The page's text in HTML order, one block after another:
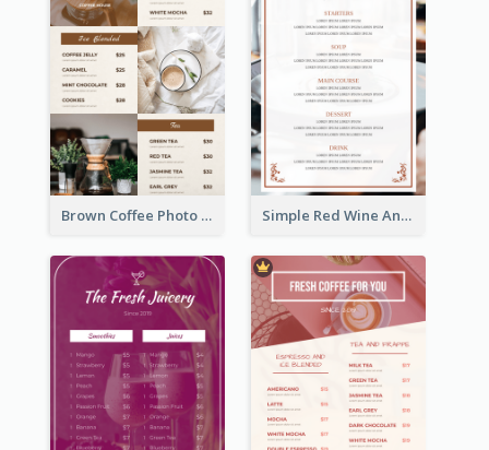
Brown Coffee Photo Grid Coffee Shop Menu Simple Red Wine And Dine Hotel Restaurant Menu